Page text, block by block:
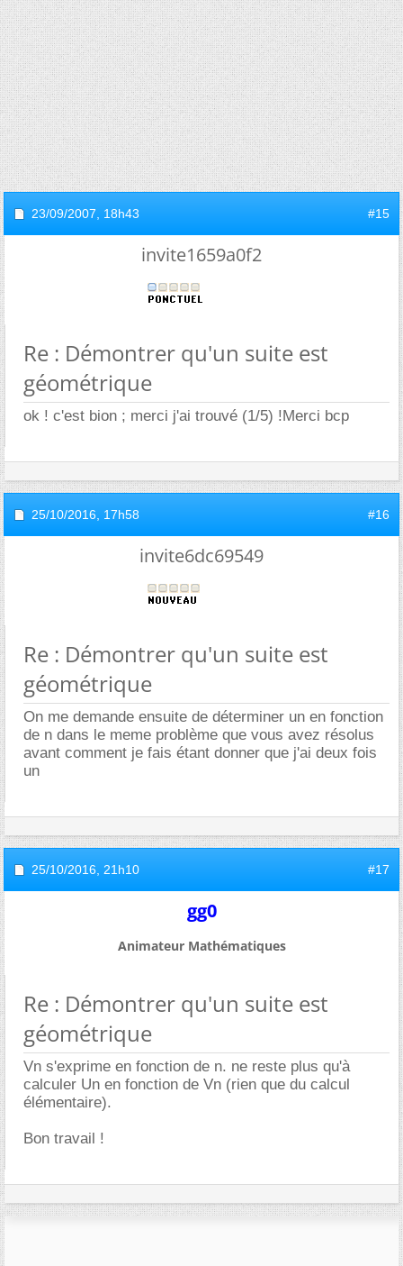
23/09/2007, 18h43 #15
invite1659a0f2
Re : Démontrer qu'un suite est
géométrique
ok ! c'est bion ; merci j'ai trouvé (1/5) !Merci bcp
25/10/2016, 17h58 #16
invite6dc69549
Re : Démontrer qu'un suite est
géométrique
On me demande ensuite de déterminer un en fonction
de n dans le meme problème que vous avez résolus
avant comment je fais étant donner que j'ai deux fois
un
25/10/2016, 21h10 #17
gg0
Animateur Mathématiques
Re : Démontrer qu'un suite est
géométrique
Vn s'exprime en fonction de n. ne reste plus qu'à
calculer Un en fonction de Vn (rien que du calcul
élémentaire).
Bon travail !